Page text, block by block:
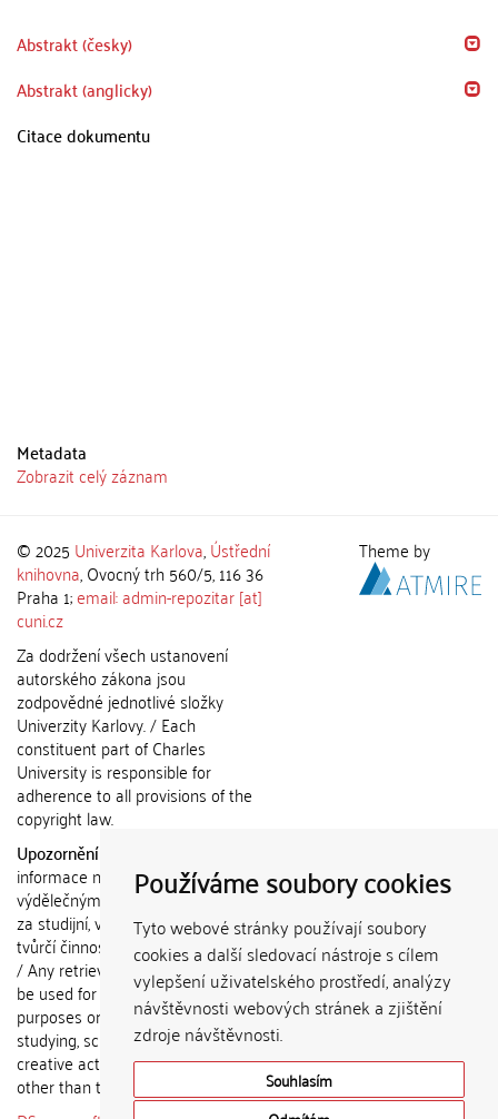
Používáme soubory cookies
Tyto webové stránky používají soubory
cookies a další sledovací nástroje s cílem
vylepšení uživatelského prostředí, analýzy
návštěvnosti webových stránek a zjištění
zdroje návštěvnosti.
Souhlasím
Abstrakt (česky)
Abstrakt (anglicky)
Citace dokumentu
Metadata
Zobrazit celý záznam
© 2025 Univerzita Karlova,Ústřední
knihovna, Ovocný trh 560/5, 116 36
Praha 1;email: admin-repozitar [at]
cuni.cz
Za dodržení všech ustanovení
autorského zákona jsou
zodpovědné jednotlivé složky
Univerzity Karlovy. / Each
constituent part of Charles
University is responsible for
adherence to all provisions of the
copyright law.
Upozornění / Notice:
informace nemohou být použity k
výdělečným účelům nebo vydávány
za studijní, vědeckou nebo jinou
tvůrčí činnost jiné osoby než autora.
/ Any retrieved information shall not
be used for any commercial
purposes or claimed as results of
studying, scientific or any other
creative activities of any person
other than the author.
Theme by